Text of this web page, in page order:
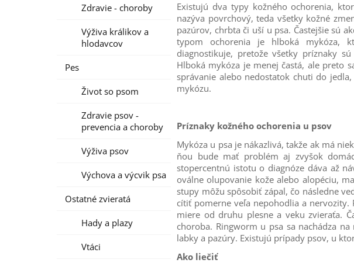
Zdravie - choroby
Výživa králikov a
hlodavcov
Pes
Život so psom
Zdravie psov -
prevencia a choroby
Výživa psov
Výchova a výcvik psa
Ostatné zvieratá
Hady a plazy
Vtáci
Existujú dva typy kožného ochorenia,
nazýva povrchový, teda všetky kožné
pazúrov, chrbta či uší u psa. Častejšie sú
typom ochorenia je hlboká mykóza,
diagnostikuje, pretože všetky príznaky
Hlboká mykóza je menej častá, ale preto
správanie alebo nedostatok chuti do
mykózu.
Príznaky kožného ochorenia u psov
Mykóza u psa je nákazlivá, takže ak má
ňou bude mať problém aj zvyšok
stopercentnú istotu o diagnóze dáva až
oválne olupovanie kože alebo alopéciu,
stupy môžu spôsobiť zápal, čo následne
cítiť pomerne veľa nepohodlia a nervozity.
miere od druhu plesne a veku zvieraťa.
choroba. Ringworm u psa sa nachádza
labky a pazúry. Existujú prípady psov, u
Ako liečiť